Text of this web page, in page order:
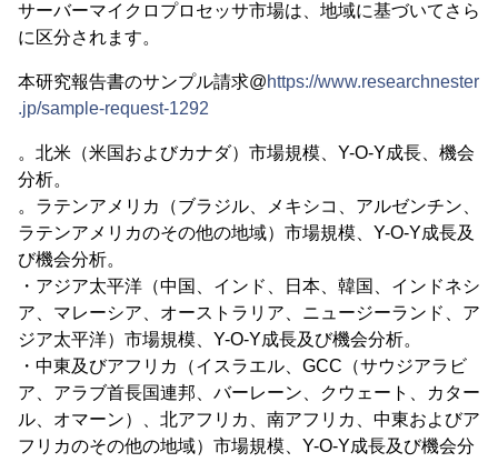
サーバーマイクロプロセッサ市場は、地域に基づいてさら
に区分されます。
本研究報告書のサンプル請求@https://www.researchnester
.jp/sample-request-1292
。北米（米国およびカナダ）市場規模、Y-O-Y成長、機会
分析。
。ラテンアメリカ（ブラジル、メキシコ、アルゼンチン、
ラテンアメリカのその他の地域）市場規模、Y-O-Y成長及
び機会分析。
・アジア太平洋（中国、インド、日本、韓国、インドネシ
ア、マレーシア、オーストラリア、ニュージーランド、ア
ジア太平洋）市場規模、Y-O-Y成長及び機会分析。
・中東及びアフリカ（イスラエル、GCC（サウジアラビ
ア、アラブ首長国連邦、バーレーン、クウェート、カター
ル、オマーン）、北アフリカ、南アフリカ、中東およびア
フリカのその他の地域）市場規模、Y-O-Y成長及び機会分